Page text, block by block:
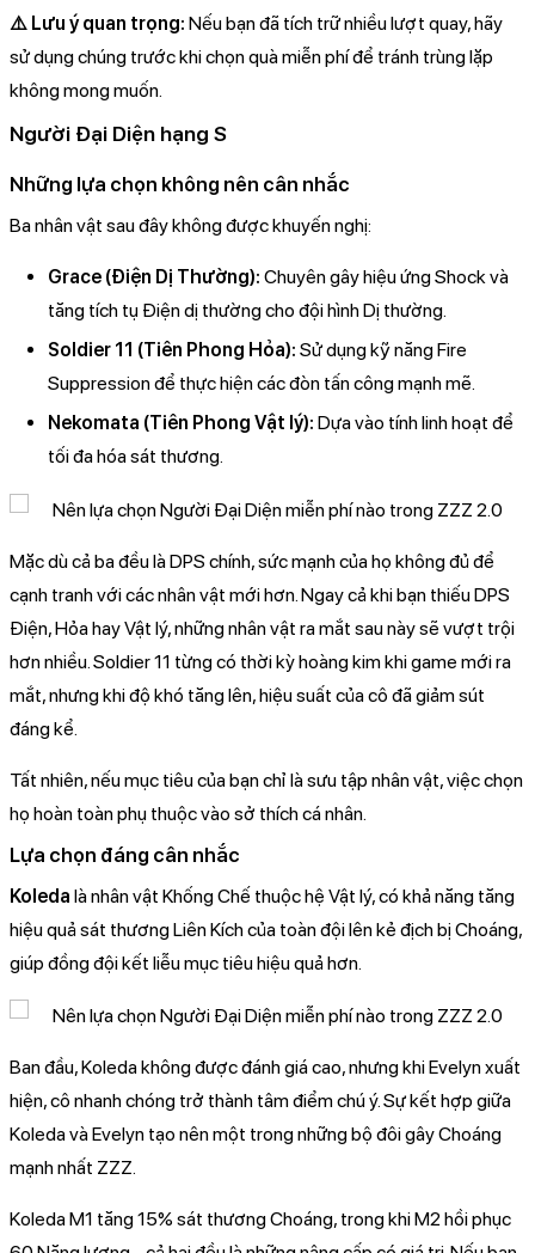
⚠️ Lưu ý quan trọng: Nếu bạn đã tích trữ nhiều lượt quay, hãy
sử dụng chúng trước khi chọn quà miễn phí để tránh trùng lặp
không mong muốn.
Người Đại Diện hạng S
Những lựa chọn không nên cân nhắc
Ba nhân vật sau đây không được khuyến nghị:
Grace (Điện Dị Thường): Chuyên gây hiệu ứng Shock và
tăng tích tụ Điện dị thường cho đội hình Dị thường.
Soldier 11 (Tiên Phong Hỏa): Sử dụng kỹ năng Fire
Suppression để thực hiện các đòn tấn công mạnh mẽ.
Nekomata (Tiên Phong Vật lý): Dựa vào tính linh hoạt để
tối đa hóa sát thương.
Mặc dù cả ba đều là DPS chính, sức mạnh của họ không đủ để
cạnh tranh với các nhân vật mới hơn. Ngay cả khi bạn thiếu DPS
Điện, Hỏa hay Vật lý, những nhân vật ra mắt sau này sẽ vượt trội
hơn nhiều. Soldier 11 từng có thời kỳ hoàng kim khi game mới ra
mắt, nhưng khi độ khó tăng lên, hiệu suất của cô đã giảm sút
đáng kể.
Tất nhiên, nếu mục tiêu của bạn chỉ là sưu tập nhân vật, việc chọn
họ hoàn toàn phụ thuộc vào sở thích cá nhân.
Lựa chọn đáng cân nhắc
Koleda là nhân vật Khống Chế thuộc hệ Vật lý, có khả năng tăng
hiệu quả sát thương Liên Kích của toàn đội lên kẻ địch bị Choáng,
giúp đồng đội kết liễu mục tiêu hiệu quả hơn.
Ban đầu, Koleda không được đánh giá cao, nhưng khi Evelyn xuất
hiện, cô nhanh chóng trở thành tâm điểm chú ý. Sự kết hợp giữa
Koleda và Evelyn tạo nên một trong những bộ đôi gây Choáng
mạnh nhất ZZZ.
Koleda M1 tăng 15% sát thương Choáng, trong khi M2 hồi phục